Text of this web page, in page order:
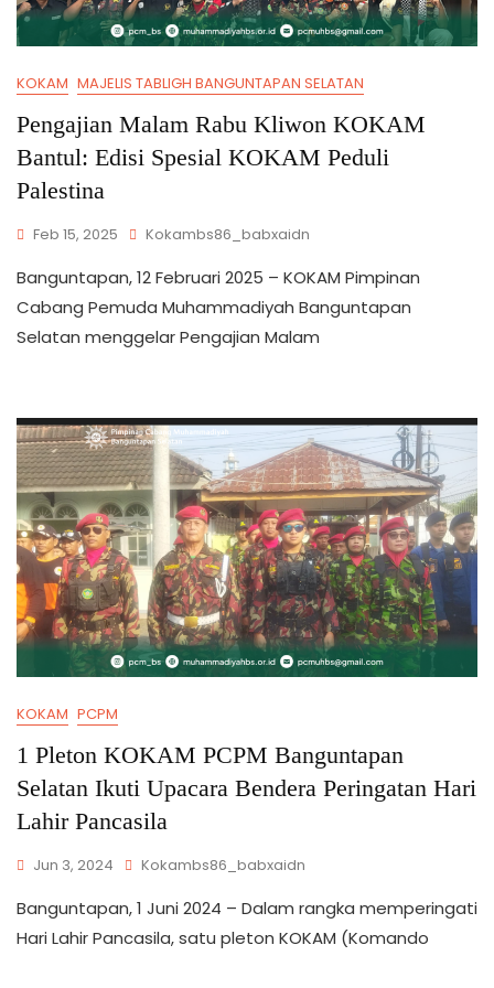
KOKAM MAJELIS TABLIGH BANGUNTAPAN SELATAN
Pengajian Malam Rabu Kliwon KOKAM
Bantul: Edisi Spesial KOKAM Peduli
Palestina
Feb 15, 2025 Kokambs86_babxaidn
Banguntapan, 12 Februari 2025 – KOKAM Pimpinan
Cabang Pemuda Muhammadiyah Banguntapan
Selatan menggelar Pengajian Malam
KOKAM PCPM
1 Pleton KOKAM PCPM Banguntapan
Selatan Ikuti Upacara Bendera Peringatan Hari
Lahir Pancasila
Jun 3, 2024 Kokambs86_babxaidn
Banguntapan, 1 Juni 2024 – Dalam rangka memperingati
Hari Lahir Pancasila, satu pleton KOKAM (Komando